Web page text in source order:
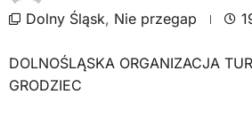
Dolny Śląsk, Nie przegap
DOLNOŚLĄSKA ORGANIZACJA
GRODZIEC